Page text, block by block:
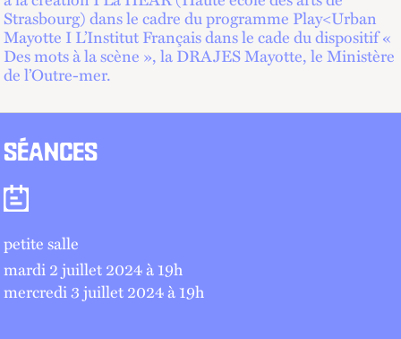
Strasbourg) dans le cadre du programme Play<Urban
Mayotte I L’Institut Français dans le cade du dispositif «
Des mots à la scène », la DRAJES Mayotte, le Ministère
de l’Outre-mer.
SÉANCES
Séances
petite salle
mardi 2 juillet 2024 à 19h
mercredi 3 juillet 2024 à 19h